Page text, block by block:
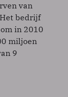
van
bedrijf
in 2010
miljoen
9